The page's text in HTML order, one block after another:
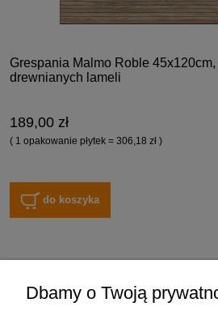
Grespania Malmo Roble
drewnianych lameli
189,00 zł
( 1 opakowanie płytek = 306,18 zł )
do koszyka
Dbamy o Twoją